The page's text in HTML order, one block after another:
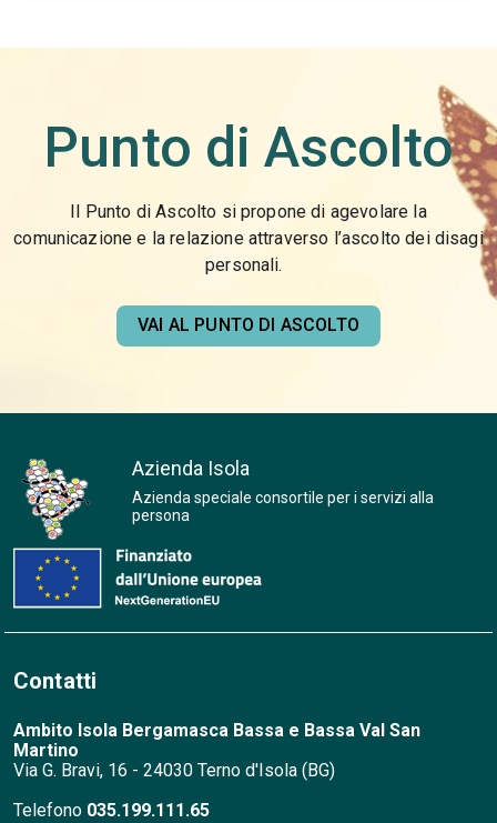
Punto di Ascolto
Il Punto di Ascolto si propone di agevolare la
comunicazione e la relazione attraverso l’ascolto dei disagi
personali.
VAI AL PUNTO DI ASCOLTO
Azienda Isola
Azienda speciale consortile per i servizi alla
persona
Contatti
Ambito Isola Bergamasca Bassa e Bassa Val San
Martino
Via G. Bravi, 16 - 24030 Terno d'Isola (BG)
Telefono 035.199.111.65